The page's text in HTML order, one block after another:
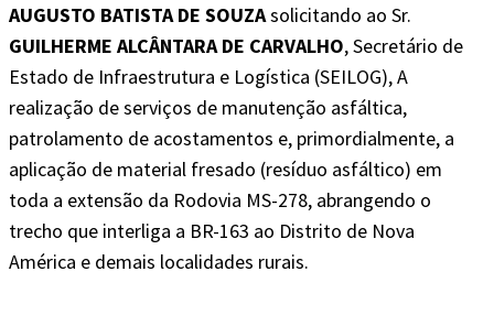
AUGUSTO BATISTA DE SOUZAsolicitando ao Sr.
GUILHERME ALCÂNTARA DE CARVALHO, Secretário de
Estado de Infraestrutura e Logística (SEILOG), A
realização de serviços de manutenção asfáltica,
patrolamento de acostamentos e, primordialmente, a
aplicação de material fresado (resíduo asfáltico) em
toda a extensão da Rodovia MS-278, abrangendo o
trecho que interliga a BR-163 ao Distrito de Nova
América e demais localidades rurais.